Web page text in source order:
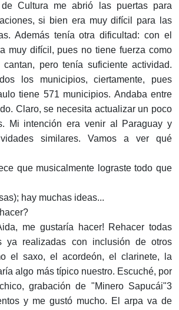
de Cultura me abrió las puertas para
si bien era muy difícil para las
Además tenía otra dificultad: con el
muy difícil, pues no tiene fuerza como
cantan, pero tenía suficiente actividad.
los municipios, ciertamente, pues
tiene 571 municipios. Andaba entre
Claro, se necesita actualizar un poco
Mi intención era venir al Paraguay y
similares. Vamos a ver qué
que musicalmente lograste todo que
hay muchas ideas...
me gustaría hacer! Rehacer todas
ya realizadas con inclusión de otros
el saxo, el acordeón, el clarinete, la
algo más típico nuestro. Escuché, por
grabación de "Minero Sapucái"3
y me gustó mucho. El arpa va de